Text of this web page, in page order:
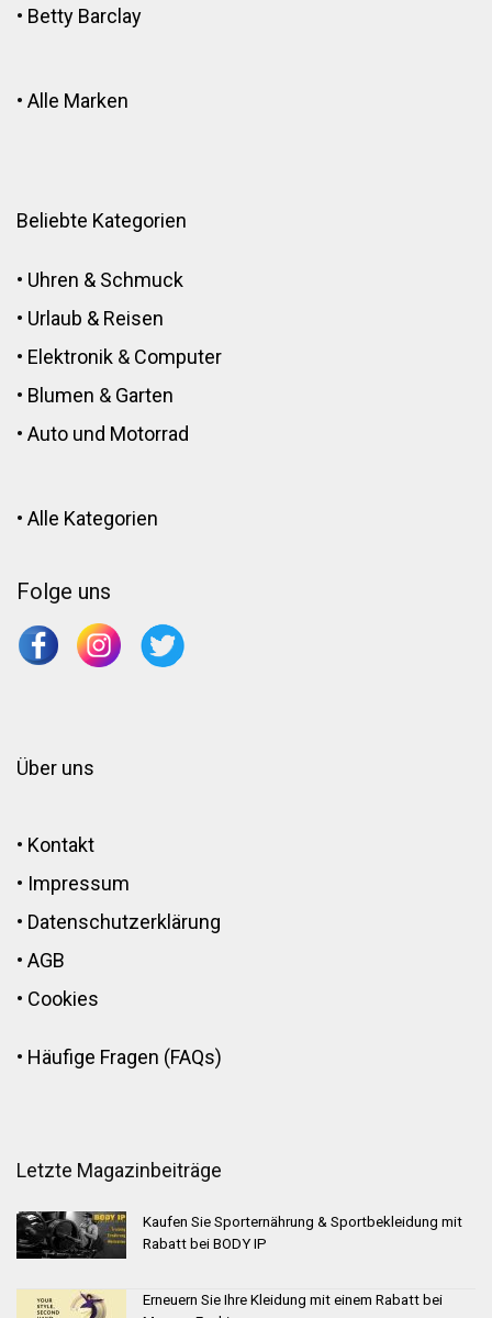
• Betty Barclay
• Alle Marken
Beliebte Kategorien
• Uhren & Schmuck
• Urlaub & Reisen
• Elektronik & Computer
• Blumen & Garten
• Auto und Motorrad
• Alle Kategorien
Folge uns
Über uns
• Kontakt
• Impressum
• Datenschutzerklärung
• AGB
• Cookies
• Häufige Fragen (FAQs)
Letzte Magazinbeiträge
Kaufen Sie Sporternährung & Sportbekleidung mit
Rabatt bei BODY IP
Erneuern Sie Ihre Kleidung mit einem Rabatt bei